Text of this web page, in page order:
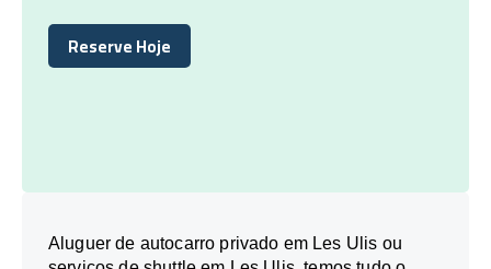
Reserve Hoje
Reserve Hoje
Aluguer de autocarro privado em Les Ulis ou